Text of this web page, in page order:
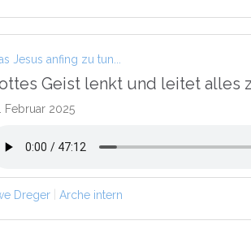
Jesus anfing zu tun...
Geist lenkt und leitet alles
Februar 2025
Dreger Arche intern